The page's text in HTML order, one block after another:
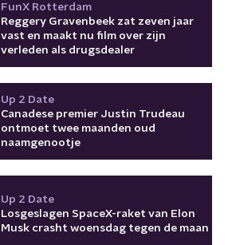
FunX Rotterdam
Reggery Gravenbeek zat zeven jaar
vast en maakt nu film over zijn
verleden als drugsdealer
Up 2 Date
Canadese premier Justin Trudeau
ontmoet twee maanden oud
naamgenootje
Up 2 Date
Losgeslagen SpaceX-raket van Elon
Musk crasht woensdag tegen de maan